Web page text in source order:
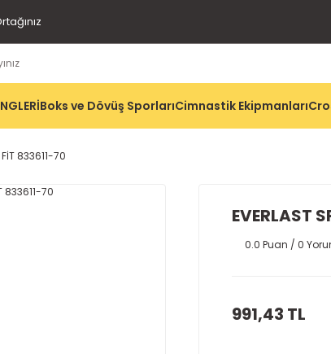
Boks ve Dövüş SporlarıCimnastik Ekipmanları
FİT 833611-70
EVERLAST
0.0 Puan / 0
991,43 TL